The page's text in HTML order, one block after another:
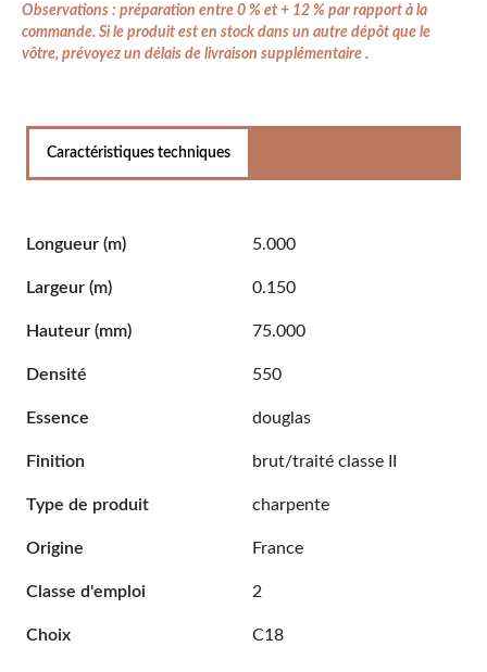
Observations : préparation entre 0 % et + 12 % par rapport à la
commande. Si le produit est en stock dans un autre dépôt que le
vôtre, prévoyez un délais de livraison supplémentaire .
Caractéristiques techniques
Longueur (m) 5.000
Largeur (m) 0.150
Hauteur (mm) 75.000
Densité 550
Essence douglas
Finition brut/traité classe II
Type de produit charpente
Origine France
Classe d'emploi 2
Choix C18